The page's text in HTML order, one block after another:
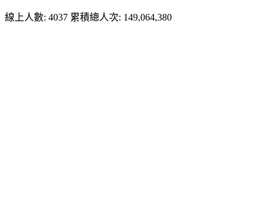
線上人數: 4037 累積總人次: 149,064,380